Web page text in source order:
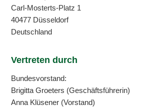
Carl-Mosterts-Platz 1
40477 Düsseldorf
Deutschland
Vertreten durch
Bundesvorstand:
Brigitta Groeters (Geschäftsführerin)
Anna Klüsener (Vorstand)